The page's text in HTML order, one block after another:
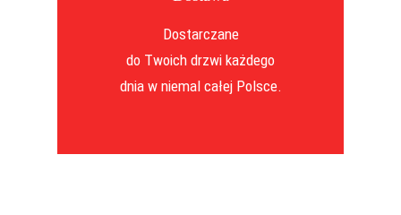
Dostarczane
do Twoich drzwi każdego
dnia w niemal całej Polsce.